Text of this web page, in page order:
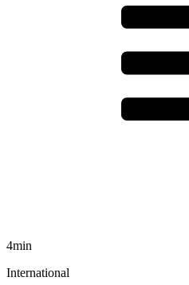
4min
International